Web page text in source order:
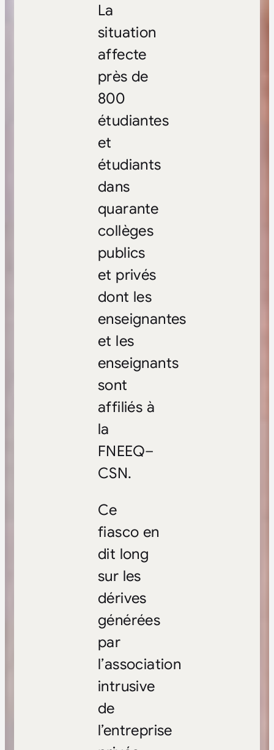
La
situation
affecte
près de
800
étudiantes
et
étudiants
dans
quarante
collèges
publics
et privés
dont les
enseignantes
et les
enseignants
sont
affiliés à
la
FNEEQ–
CSN.
Ce
fiasco en
dit long
sur les
dérives
générées
par
l’association
intrusive
de
l’entreprise